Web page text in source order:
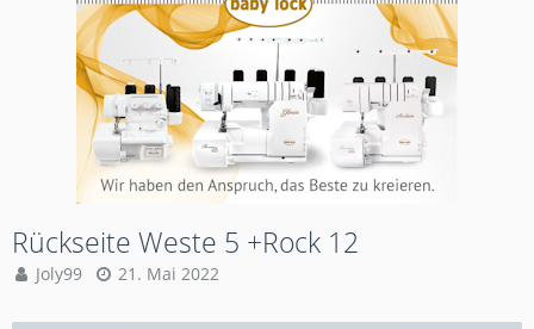
Rückseite Weste 5 +Rock 12
Joly99 21. Mai 2022